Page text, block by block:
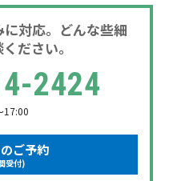
対応。どんな些細
ださい。
2424
17:00
ご予約
受付)